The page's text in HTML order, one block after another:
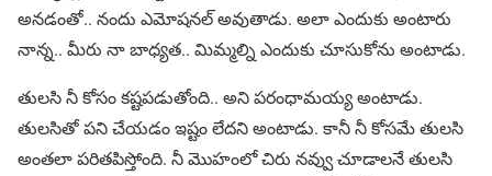
అనడంతో.. నందు ఎమోషనల్ అవుతాడు. అలా ఎందుకు అంటారు
నాన్న.. మీరు నా బాధ్యత.. మిమ్మల్ని ఎందుకు చూసుకోను అంటాడు.
తులసి నీ కోసం కష్టపడుతోంది.. అని పరంధామయ్య అంటాడు.
తులసితో పని చేయడం ఇష్టం లేదని అంటాడు. కానీ నీ కోసమే తులసి
అంతలా పరితపిస్తోంది. నీ మొహంలో చిరు నవ్వు చూడాలనే తులసి